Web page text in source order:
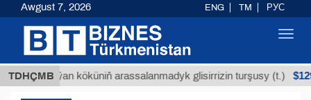
TDHÇMB
Buýan köküniň arassalanmadyk glisirrizin turşusy (t.) $12935,18
Awgust 7, 2026 ENG TM РУС